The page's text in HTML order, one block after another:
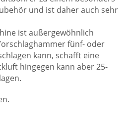
und ist daher auch sehr
ist außergewöhnlich
fünf- oder
kann, schafft eine
hingegen kann aber 25-